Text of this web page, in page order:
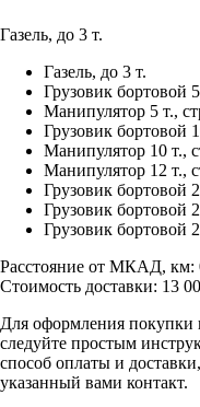
Газель, до 3 т.
Газель, до 3 т.
Грузовик бортовой
Манипулятор 5 т.,
Грузовик бортовой
Манипулятор 10 т.,
Манипулятор 12 т.,
Грузовик бортовой
Грузовик бортовой
Грузовик бортовой
Расстояние от МКАД, км:
Стоимость доставки: 13
Для оформления покупки
следуйте простым
способ оплаты и
указанный вами контакт.